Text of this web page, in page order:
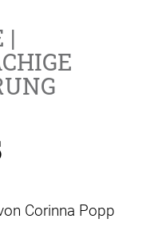
|
Corinna Popp